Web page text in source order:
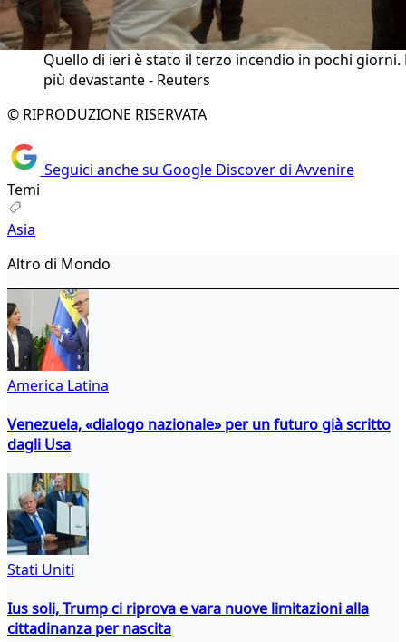
Quello di ieri è stato il terzo incendio in pochi giorni.
più devastante - Reuters
© RIPRODUZIONE RISERVATA
Seguici anche su Google Discover di Avvenire
Temi
Asia
Altro di Mondo
America Latina
Venezuela, «dialogo nazionale» per un futuro già scritto
dagli Usa
Stati Uniti
Ius soli, Trump ci riprova e vara nuove limitazioni alla
cittadinanza per nascita